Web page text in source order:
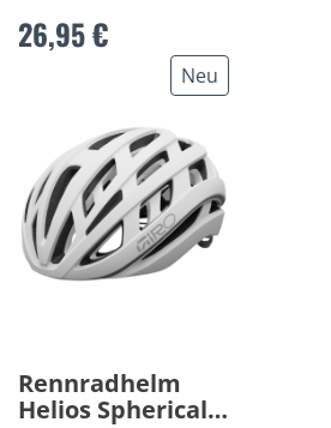
26,95 €
Neu
Rennradhelm
Helios Spherical